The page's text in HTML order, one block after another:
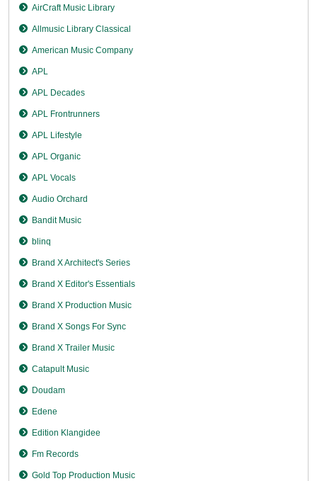
AirCraft Music Library
Allmusic Library Classical
American Music Company
APL
APL Decades
APL Frontrunners
APL Lifestyle
APL Organic
APL Vocals
Audio Orchard
Bandit Music
blinq
Brand X Architect's Series
Brand X Editor's Essentials
Brand X Production Music
Brand X Songs For Sync
Brand X Trailer Music
Catapult Music
Doudam
Edene
Edition Klangidee
Fm Records
Gold Top Production Music